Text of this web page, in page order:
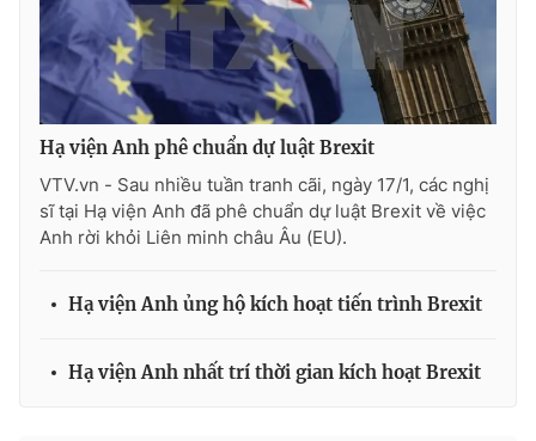
Video Shorts video
VTV Money VTV Thể thao
VTV Sức khoẻ Bất động sản
Thị trường 24h Tấm lòng Việt
VTV4 Vươn mình bằng AI
VTV9 VTV8
Hạ viện Anh phê chuẩn dự luật Brexit
VTV.vn - Sau nhiều tuần tranh cãi, ngày 17/1, các nghị
sĩ tại Hạ viện Anh đã phê chuẩn dự luật Brexit về việc
Anh rời khỏi Liên minh châu Âu (EU).
Hạ viện Anh ủng hộ kích hoạt tiến trình Brexit
Hạ viện Anh nhất trí thời gian kích hoạt Brexit